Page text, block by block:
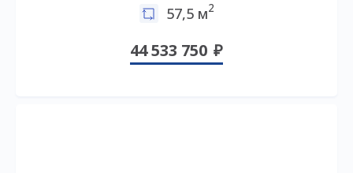
57,5 м2
44 533 750